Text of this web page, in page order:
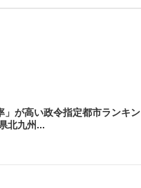
」が高い政令指定都市ランキン
北九州...